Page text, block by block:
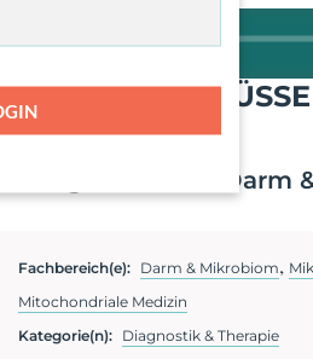
DARM -
Zellgesundheit, Darm
Fachbereich(e): Darm & Mikrobiom,
Mitochondriale Medizin
Kategorie(n): Diagnostik & Therapie